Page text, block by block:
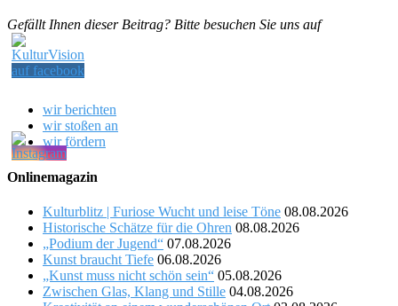
Gefällt Ihnen dieser Beitrag? Bitte besuchen Sie uns auf
wir berichten
wir stoßen an
wir fördern
Onlinemagazin
Kulturblitz | Furiose Wucht und leise Töne 08.08.2026
Historische Schätze für die Ohren 08.08.2026
„Podium der Jugend“ 07.08.2026
Kunst braucht Tiefe 06.08.2026
„Kunst muss nicht schön sein“ 05.08.2026
Zwischen Glas, Klang und Stille 04.08.2026